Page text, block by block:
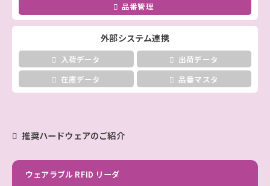
品番管理
外部システム連携
入荷データ
出荷データ
在庫データ
品番マスタ
推奨ハードウェアのご紹介
ウェアラブル RFID リーダ